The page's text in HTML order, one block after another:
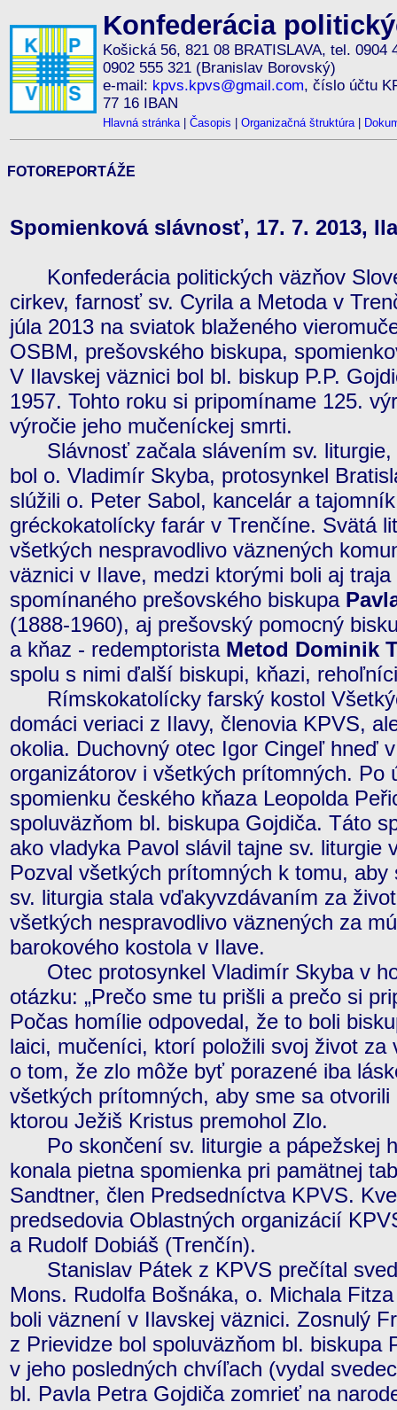
Konfederácia
Košická 56, 821 08 BRATISLAVA, tel. 0904
0902 555 321 (Branislav Borovský)
e-mail: kpvs.kpvs@gmail.com, číslo účtu
77 16 IBAN
Hlavná stránka| Časopis Organizačná štruktúra|
FOTOREPORTÁŽE
Spomienková slávnosť, 17. 7. 2013,
Konfederácia politických väzňov
cirkev, farnosť sv. Cyrila a Metoda v
júla 2013 na sviatok blaženého
OSBM, prešovského biskupa,
V Ilavskej väznici bol bl. biskup P.P.
1957. Tohto roku si pripomíname 125.
výročie jeho mučeníckej smrti.
Slávnosť začala slávením sv. liturgie,
bol o. Vladimír Skyba, protosynkel
slúžili o. Peter Sabol, kancelár a
gréckokatolícky farár v Trenčíne. Svätá
všetkých nespravodlivo väznených
väznici v Ilave, medzi ktorými boli aj
spomínaného prešovského biskupa
(1888-1960), aj prešovský pomocný
a kňaz - redemptorista Metod Dominik
spolu s nimi ďalší biskupi, kňazi,
Rímskokatolícky farský kostol
domáci veriaci z Ilavy, členovia KPVS,
okolia. Duchovný otec Igor Cingeľ hneď
organizátorov i všetkých prítomných. Po
spomienku českého kňaza Leopolda
spoluväzňom bl. biskupa Gojdiča. Táto
ako vladyka Pavol slávil tajne sv. liturgie
Pozval všetkých prítomných k tomu, aby
sv. liturgia stala vďakyvzdávaním za
všetkých nespravodlivo väznených za
barokového kostola v Ilave.
Otec protosynkel Vladimír Skyba v
otázku: „Prečo sme tu prišli a prečo si
Počas homílie odpovedal, že to boli
laici, mučeníci, ktorí položili svoj život za
o tom, že zlo môže byť porazené iba
všetkých prítomných, aby sme sa
ktorou Ježiš Kristus premohol Zlo.
Po skončení sv. liturgie a pápežskej
konala pietna spomienka pri pamätnej
Sandtner, člen Predsedníctva KPVS.
predsedovia Oblastných organizácií
a Rudolf Dobiáš (Trenčín).
Stanislav Pátek z KPVS prečítal
Mons. Rudolfa Bošnáka, o. Michala
boli väznení v Ilavskej väznici. Zosnulý
z Prievidze bol spoluväzňom bl. biskupa
v jeho posledných chvíľach (vydal
bl. Pavla Petra Gojdiča zomrieť na